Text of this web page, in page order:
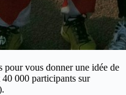
pour vous donner une idée de
40 000 participants sur